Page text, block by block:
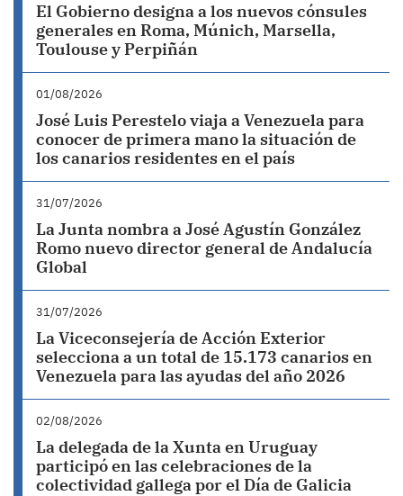
El Gobierno designa a los nuevos cónsules
generales en Roma, Múnich, Marsella,
Toulouse y Perpiñán
01/08/2026
José Luis Perestelo viaja a Venezuela para
conocer de primera mano la situación de
los canarios residentes en el país
31/07/2026
La Junta nombra a José Agustín González
Romo nuevo director general de Andalucía
Global
31/07/2026
La Viceconsejería de Acción Exterior
selecciona a un total de 15.173 canarios en
Venezuela para las ayudas del año 2026
02/08/2026
La delegada de la Xunta en Uruguay
participó en las celebraciones de la
colectividad gallega por el Día de Galicia